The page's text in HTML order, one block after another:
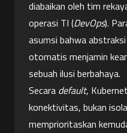
diabaikan oleh tim
operasi TI (DevOps).
asumsi bahwa
otomatis menjamin
sebuah ilusi berbahaya.
Secara default,
konektivitas, bukan
memprioritaskan